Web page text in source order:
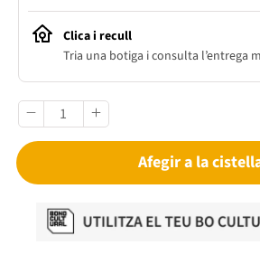
Clica i recull
Tria una botiga i consulta l’entrega
Afegir a la